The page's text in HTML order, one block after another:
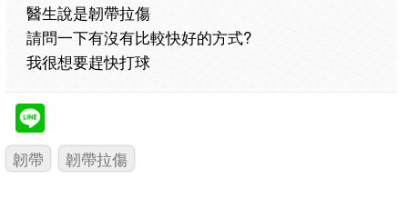
醫生說是韌帶拉傷
請問一下有沒有比較快好的方式?
我很想要趕快打球
韌帶 韌帶拉傷